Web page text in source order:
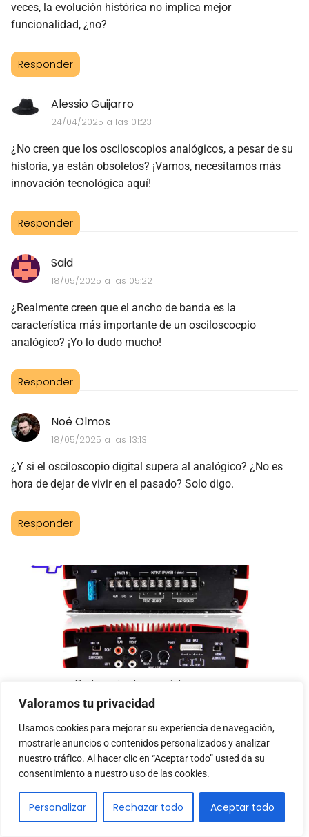
Valoramos tu privacidad
Usamos cookies para mejorar su experiencia de navegación,
mostrarle anuncios o contenidos personalizados y analizar
nuestro tráfico. Al hacer clic en “Aceptar todo” usted da su
consentimiento a nuestro uso de las cookies.
Personalizar Rechazar todo Aceptar todo
veces, la evolución histórica no implica mejor
funcionalidad, ¿no?
Responder
Alessio Guijarro
24/04/2025 a las 01:23
¿No creen que los osciloscopios analógicos, a pesar de su
historia, ya están obsoletos? ¡Vamos, necesitamos más
innovación tecnológica aquí!
Responder
Said
18/05/2025 a las 05:22
¿Realmente creen que el ancho de banda es la
característica más importante de un osciloscocpio
analógico? ¡Yo lo dudo mucho!
Responder
Noé Olmos
18/05/2025 a las 13:13
¿Y si el osciloscopio digital supera al analógico? ¿No es
hora de dejar de vivir en el pasado? Solo digo.
Responder
Potencia tu sonido con un
amplificador que hará vibrar cada